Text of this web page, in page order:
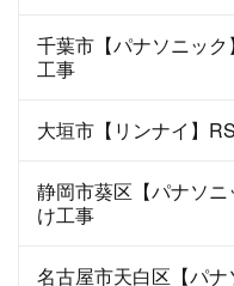
千葉市【パナソニッ
工事
大垣市【リンナイ】
静岡市葵区【パナソ
け工事
名古屋市天白区【パ